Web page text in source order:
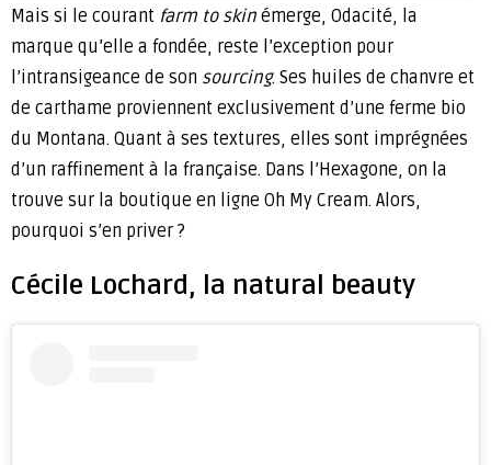
Mais si le courant farm to skin émerge, Odacité, la
marque qu’elle a fondée, reste l’exception pour
l’intransigeance de son sourcing. Ses huiles de chanvre et
de carthame proviennent exclusivement d’une ferme bio
du Montana. Quant à ses textures, elles sont imprégnées
d’un raffinement à la française. Dans l’Hexagone, on la
trouve sur la boutique en ligne Oh My Cream. Alors,
pourquoi s’en priver ?
Cécile Lochard, la natural beauty